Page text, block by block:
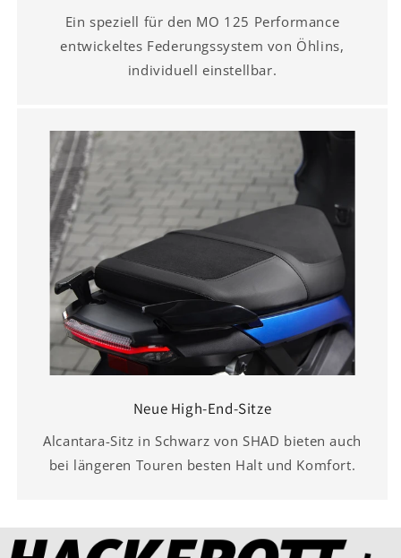
Ein speziell für den MO 125 Performance
entwickeltes Federungssystem von Öhlins,
individuell einstellbar.
Neue High-End-Sitze
Alcantara-Sitz in Schwarz von SHAD bieten auch
bei längeren Touren besten Halt und Komfort.